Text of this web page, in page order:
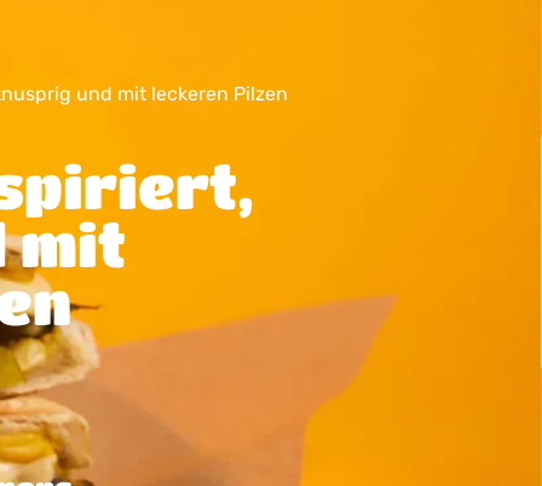
und mit leckeren Pilzen
mit